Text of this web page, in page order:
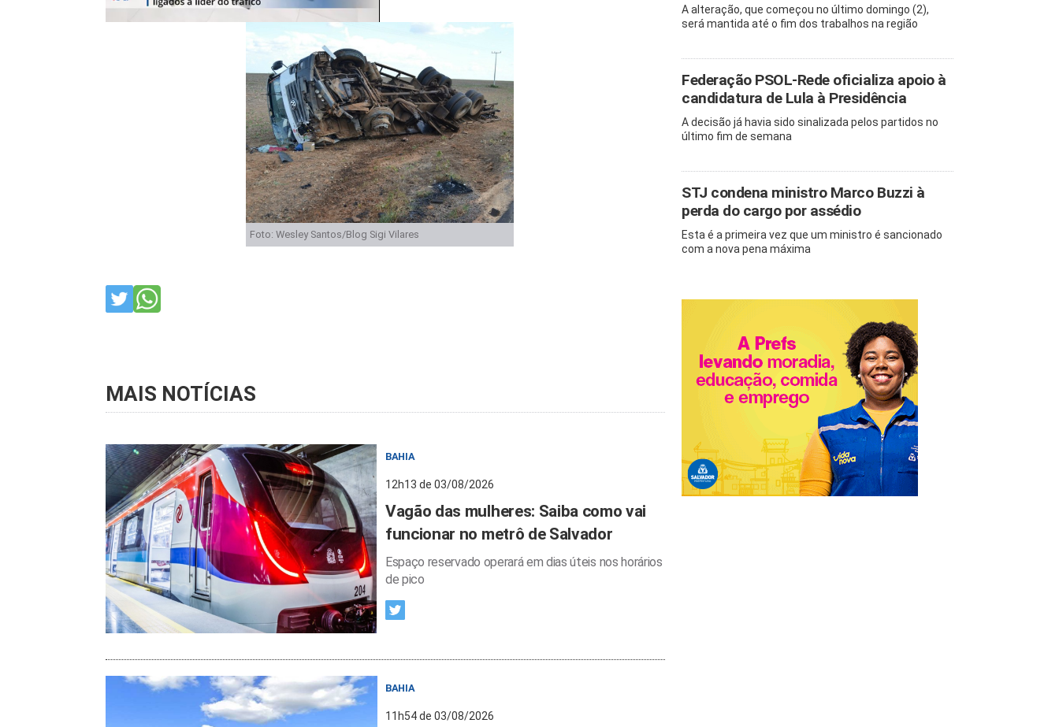
Foto: Wesley Santos/Blog Sigi Vilares
MAIS NOTÍCIAS
BAHIA
12h13 de 03/08/2026
Vagão das mulheres: Saiba como vai
funcionar no metrô de Salvador
Espaço reservado operará em dias úteis nos horários
de pico
BAHIA
11h54 de 03/08/2026
A alteração, que começou no último domingo (2),
será mantida até o fim dos trabalhos na região
Federação PSOL-Rede oficializa apoio à
candidatura de Lula à Presidência
A decisão já havia sido sinalizada pelos partidos no
último fim de semana
STJ condena ministro Marco Buzzi à
perda do cargo por assédio
Esta é a primeira vez que um ministro é sancionado
com a nova pena máxima